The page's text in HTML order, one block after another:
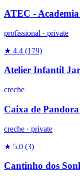
ATEC -
profissional · private
★ 4.4 (179)
Atelier Infantil
creche
Caixa de
creche · private
★ 5.0 (3)
Cantinho dos